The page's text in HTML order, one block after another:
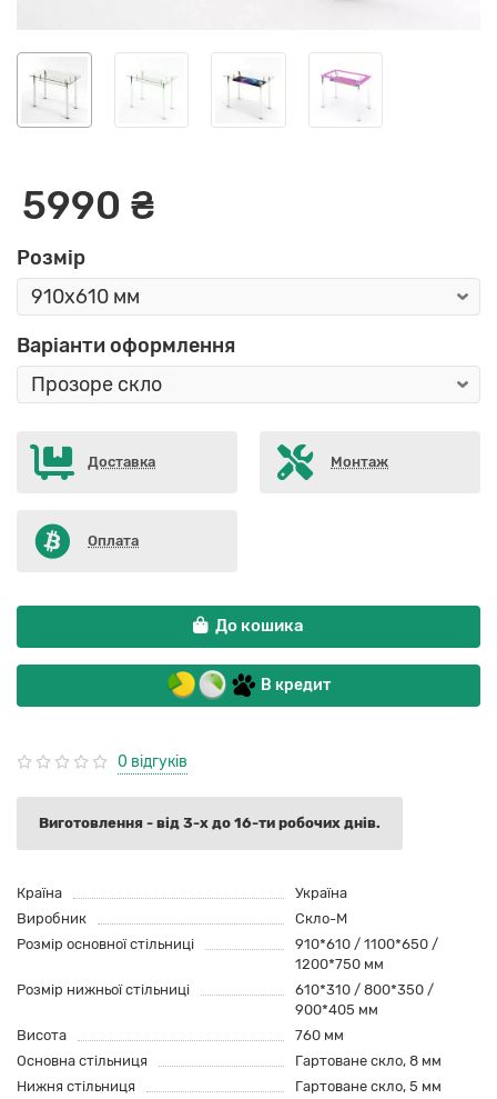
5990 ₴
Розмір
Варіанти оформлення
Доставка Монтаж
Оплата
До кошика
В кредит
0 відгуків
Виготовлення - від 3-х до 16-ти робочих днів.
Країна
Україна
Виробник
Скло-М
Розмір основної стільниці
910*610 / 1100*650 /
1200*750 мм
Розмір нижньої стільниці
610*310 / 800*350 /
900*405 мм
Висота
760 мм
Основна стільниця
Гартоване скло, 8 мм
Нижня стільниця
Гартоване скло, 5 мм